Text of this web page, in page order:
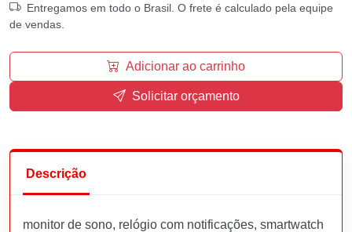
Entregamos em todo o Brasil. O frete é calculado pela equipe
de vendas.
Adicionar ao carrinho
Solicitar orçamento
Descrição
monitor de sono, relógio com notificações, smartwatch